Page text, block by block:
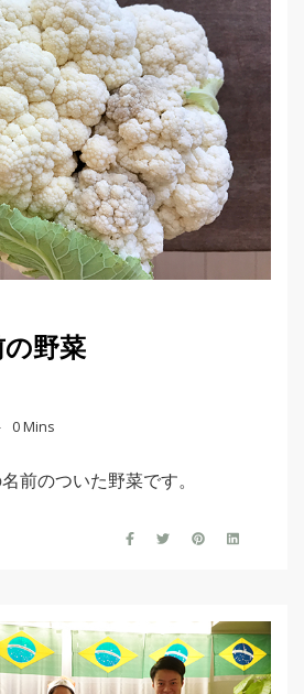
野菜
0 Mins
前のついた野菜です。